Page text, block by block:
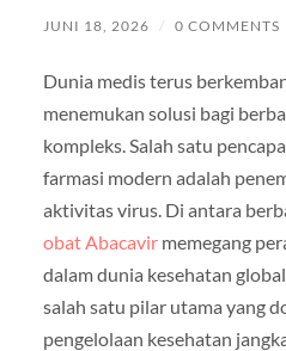
JUNI 18, 2026 / 0 COMMENTS
Dunia medis terus
menemukan solusi bagi
kompleks. Salah satu
farmasi modern adalah
aktivitas virus. Di antara
obat Abacavirmemegang
dalam dunia kesehatan
salah satu pilar utama yang
pengelolaan kesehatan